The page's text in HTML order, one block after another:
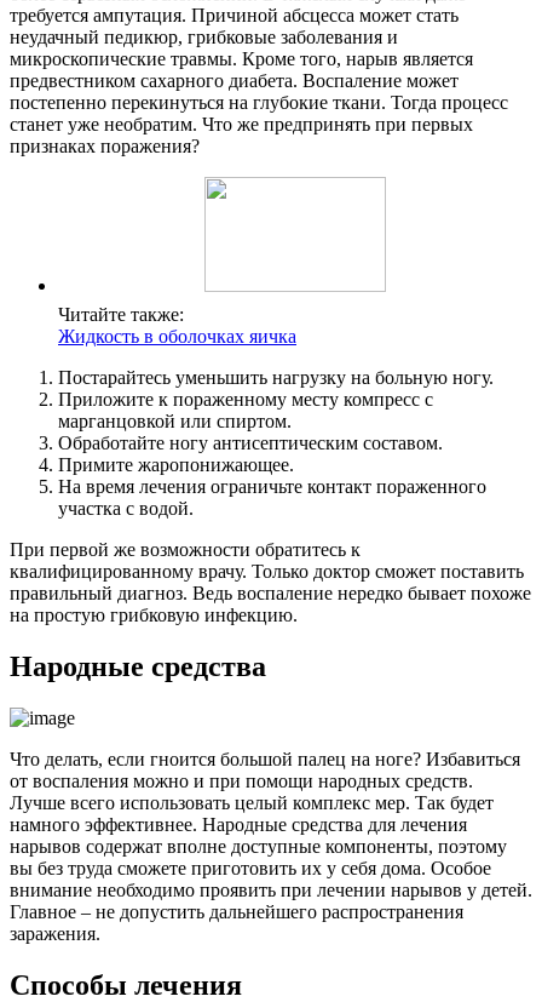
требуется ампутация. Причиной абсцесса может стать
неудачный педикюр, грибковые заболевания и
микроскопические травмы. Кроме того, нарыв является
предвестником сахарного диабета. Воспаление может
постепенно перекинуться на глубокие ткани. Тогда процесс
станет уже необратим. Что же предпринять при первых
признаках поражения?
Читайте также:
Жидкость в оболочках яичка
Постарайтесь уменьшить нагрузку на больную ногу.
Приложите к пораженному месту компресс с
марганцовкой или спиртом.
Обработайте ногу антисептическим составом.
Примите жаропонижающее.
На время лечения ограничьте контакт пораженного
участка с водой.
При первой же возможности обратитесь к
квалифицированному врачу. Только доктор сможет поставить
правильный диагноз. Ведь воспаление нередко бывает похоже
на простую грибковую инфекцию.
Народные средства
Что делать, если гноится большой палец на ноге? Избавиться
от воспаления можно и при помощи народных средств.
Лучше всего использовать целый комплекс мер. Так будет
намного эффективнее. Народные средства для лечения
нарывов содержат вполне доступные компоненты, поэтому
вы без труда сможете приготовить их у себя дома. Особое
внимание необходимо проявить при лечении нарывов у детей.
Главное – не допустить дальнейшего распространения
заражения.
Способы лечения